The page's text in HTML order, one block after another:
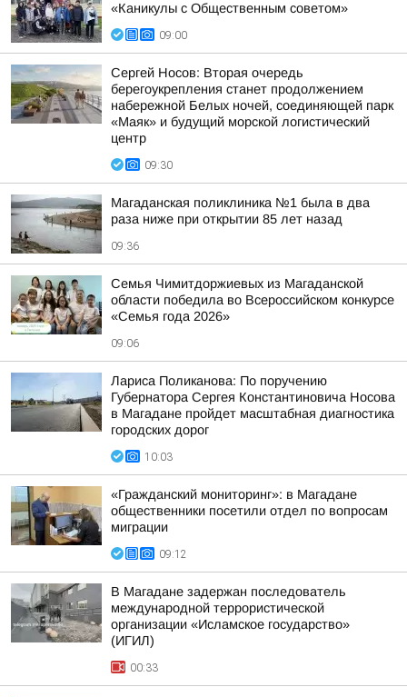
«Каникулы с Общественным советом»
09:00
Сергей Носов: Вторая очередь
берегоукрепления станет продолжением
набережной Белых ночей, соединяющей парк
«Маяк» и будущий морской логистический
центр
09:30
Магаданская поликлиника №1 была в два
раза ниже при открытии 85 лет назад
09:36
Семья Чимитдоржиевых из Магаданской
области победила во Всероссийском конкурсе
«Семья года 2026»
09:06
Лариса Поликанова: По поручению
Губернатора Сергея Константиновича Носова
в Магадане пройдет масштабная диагностика
городских дорог
10:03
«Гражданский мониторинг»: в Магадане
общественники посетили отдел по вопросам
миграции
09:12
В Магадане задержан последователь
международной террористической
организации «Исламское государство»
(ИГИЛ)
00:33